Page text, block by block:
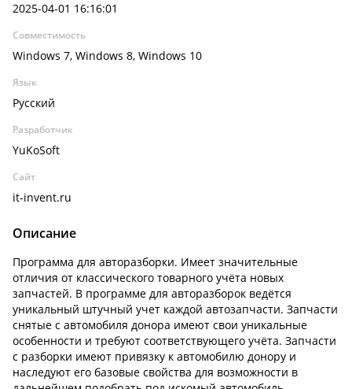
2025-04-01 16:16:01
Совместимость
Windows 7, Windows 8, Windows 10
Язык
Русский
Разработчик
YuKoSoft
Сайт
it-invent.ru
Описание
Программа для авторазборки. Имеет значительные
отличия от классического товарного учёта новых
запчастей. В программе для авторазборок ведётся
уникальный штучный учет каждой автозапчасти. Запчасти
снятые с автомобиля донора имеют свои уникальные
особенности и требуют соответствующего учёта. Запчасти
с разборки имеют привязку к автомобилю донору и
наследуют его базовые свойства для возможности в